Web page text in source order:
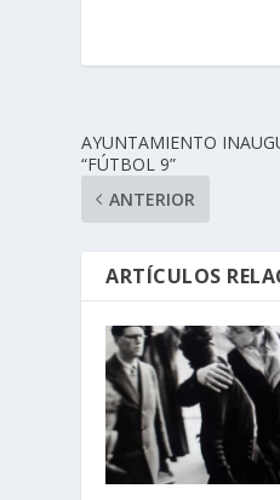
AYUNTAMIENTO
“FÚTBOL 9”
ANTERIOR
ARTÍCULOS